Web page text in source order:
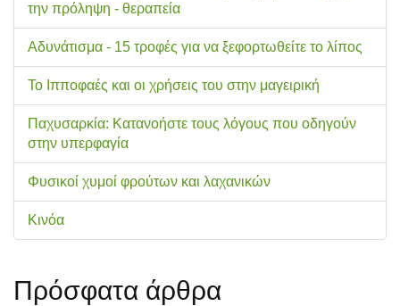
την πρόληψη - θεραπεία
Αδυνάτισμα - 15 τροφές για να ξεφορτωθείτε το λίπος
Το Ιπποφαές και οι χρήσεις του στην μαγειρική
Παχυσαρκία: Κατανοήστε τους λόγους που οδηγούν
στην υπερφαγία
Φυσικοί χυμοί φρούτων και λαχανικών
Κινόα
Πρόσφατα άρθρα